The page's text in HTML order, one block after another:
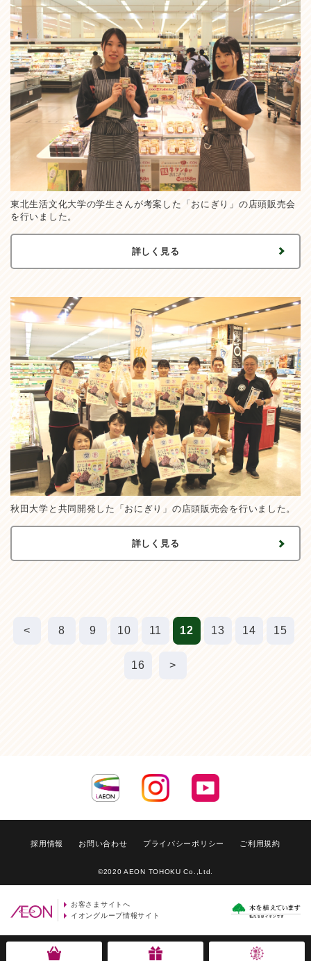
東北生活文化大学の学生さんが考案した「おにぎり」の店頭販売会
を行いました。
詳しく見る
秋田大学と共同開発した「おにぎり」の店頭販売会を行いました。
詳しく見る
< 8 9 10 11 12 13 14 15
16 >
採用情報 お問い合わせ プライバシーポリシー ご利用規約
©2020 AEON TOHOKU Co.,Ltd.
お客さまサイトへ
イオングループ情報サイト